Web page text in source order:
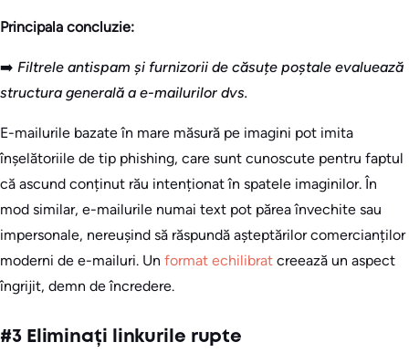
Principala concluzie:
➡️ Filtrele antispam și furnizorii de căsuțe poștale evaluează
structura generală a e-mailurilor dvs.
E-mailurile bazate în mare măsură pe imagini pot imita
înșelătoriile de tip phishing, care sunt cunoscute pentru faptul
că ascund conținut rău intenționat în spatele imaginilor. În
mod similar, e-mailurile numai text pot părea învechite sau
impersonale, nereușind să răspundă așteptărilor comercianților
moderni de e-mailuri. Un format echilibrat creează un aspect
îngrijit, demn de încredere.
#3 Eliminați linkurile rupte